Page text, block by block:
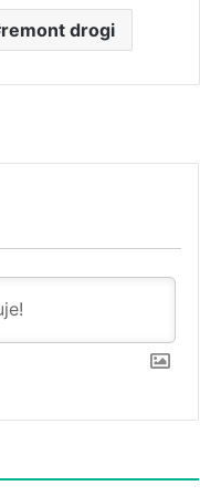
remont drogi